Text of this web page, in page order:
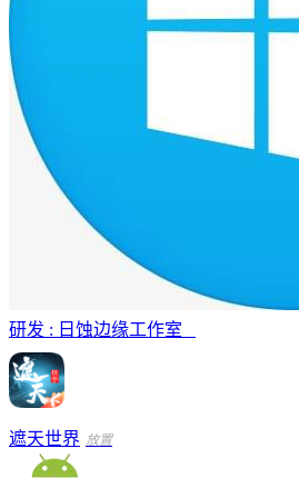
研发 : 日蚀边缘工作室
遮天世界 放置